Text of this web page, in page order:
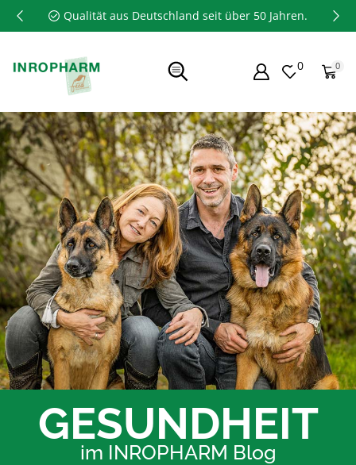
Qualität aus Deutschland seit über 50 Jahren.
0 0
GESUNDHEIT
im INROPHARM Blog